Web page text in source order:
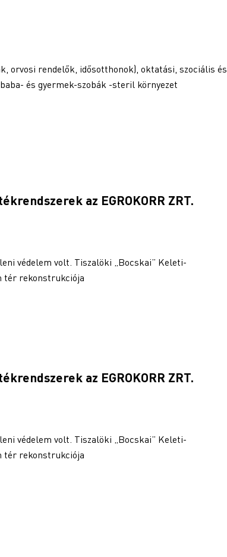
orvosi rendelők, idősotthonok), oktatási, szociális és
és gyermek-szobák -steril környezet
az EGROKORR ZRT.
védelem volt. Tiszalöki „Bocskai” Keleti-
tér rekonstrukciója
az EGROKORR ZRT.
védelem volt. Tiszalöki „Bocskai” Keleti-
tér rekonstrukciója